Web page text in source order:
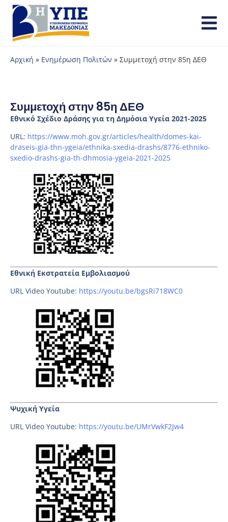
Αρχική » Ενημέρωση Πολιτών » Συμμετοχή στην 85η ΔΕΘ
Συμμετοχή στην 85η ΔΕΘ
Εθνικό Σχέδιο Δράσης για τη Δημόσια Υγεία 2021-2025
URL: https://www.moh.gov.gr/articles/health/domes-kai-
draseis-gia-thn-ygeia/ethnika-sxedia-drashs/8776-ethniko-
sxedio-drashs-gia-th-dhmosia-ygeia-2021-2025
Εθνική Εκστρατεία Εμβολιασμού
URL Video Youtube: https://youtu.be/bgsRi718WC0
Ψυχική Υγεία
URL Video Youtube: https://youtu.be/UMrVwkF2Jw4